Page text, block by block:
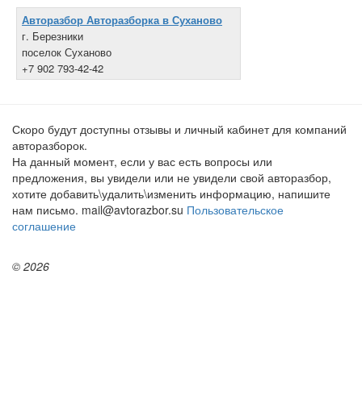
Авторазбор Авторазборка в Суханово
г. Березники
поселок Суханово
+7 902 793-42-42
Скоро будут доступны отзывы и личный кабинет для компаний
авторазборок.
На данный момент, если у вас есть вопросы или
предложения, вы увидели или не увидели свой авторазбор,
хотите добавить\удалить\изменить информацию, напишите
нам письмо. mail@avtorazbor.su Пользовательское
соглашение
© 2026